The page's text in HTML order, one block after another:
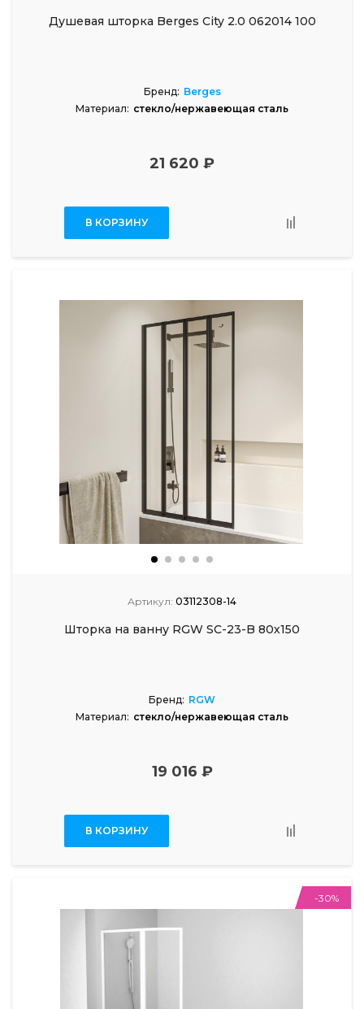
Душевая шторка Berges City 2.0 062014 100
Бренд: Berges
Материал: стекло/нержавеющая сталь
21 620 ₽
В КОРЗИНУ
Артикул: 03112308-14
Шторка на ванну RGW SC-23-B 80х150
Бренд: RGW
Материал: стекло/нержавеющая сталь
19 016 ₽
В КОРЗИНУ
-30%